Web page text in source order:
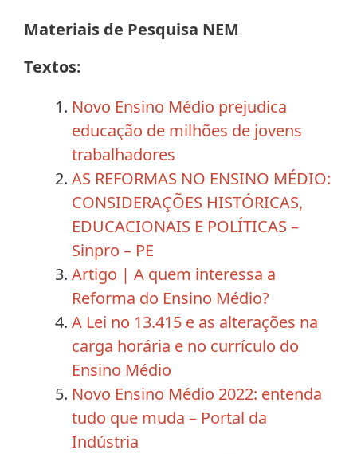
Materiais de Pesquisa NEM
Textos:
Novo Ensino Médio prejudica
educação de milhões de jovens
trabalhadores
AS REFORMAS NO ENSINO MÉDIO:
CONSIDERAÇÕES HISTÓRICAS,
EDUCACIONAIS E POLÍTICAS –
Sinpro – PE
Artigo | A quem interessa a
Reforma do Ensino Médio?
A Lei no 13.415 e as alterações na
carga horária e no currículo do
Ensino Médio
Novo Ensino Médio 2022: entenda
tudo que muda – Portal da
Indústria